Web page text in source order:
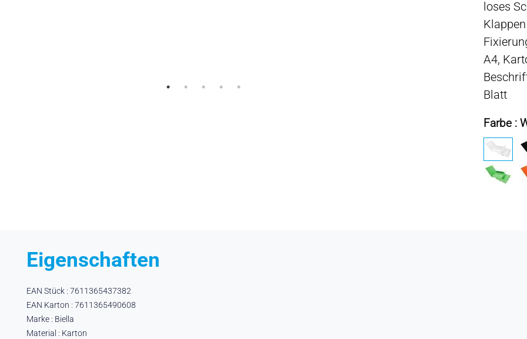
loses
A4,
Blatt
Farbe :
Eigenschaften
EAN Stück : 7611365437382
EAN Karton : 7611365490608
Marke : Biella
Material : Karton